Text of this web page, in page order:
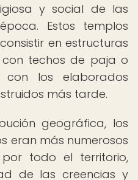
y social de las
Estos templos
en estructuras
techos de paja o
con los elaborados
más tarde.
geográfica, los
eran más numerosos
todo el territorio,
de las creencias y